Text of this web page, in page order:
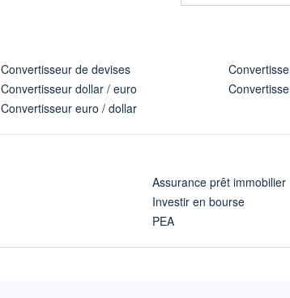
Convertisseur de devises
Convertisseur dollar / euro
Convertisseur euro / dollar
Assurance prêt immobilier
Investir en bourse
PEA